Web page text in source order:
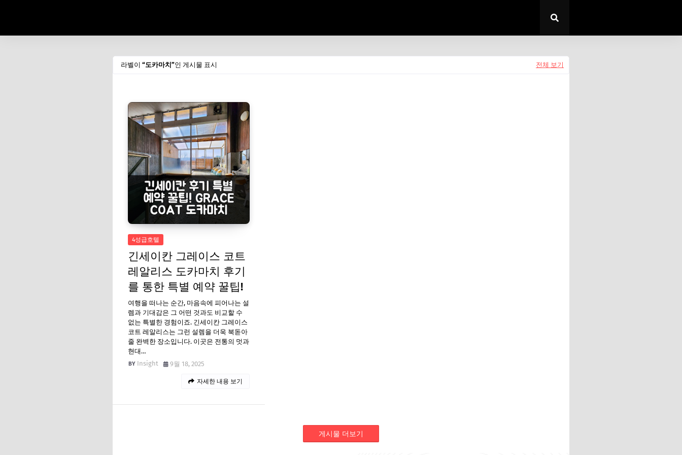
라벨이 도카마치 인 게시물 표시 전체 보기
4성급호텔
긴세이칸 그레이스 코트
레알리스 도카마치 후기
를 통한 특별 예약 꿀팁!
여행을 떠나는 순간, 마음속에 피어나는 설
렘과 기대감은 그 어떤 것과도 비교할 수
없는 특별한 경험이죠. 긴세이칸 그레이스
코트 레알리스는 그런 설렘을 더욱 북돋아
줄 완벽한 장소입니다. 이곳은 전통의 멋과
현대…
Insight
9월 18, 2025
자세한 내용 보기
게시물 더보기